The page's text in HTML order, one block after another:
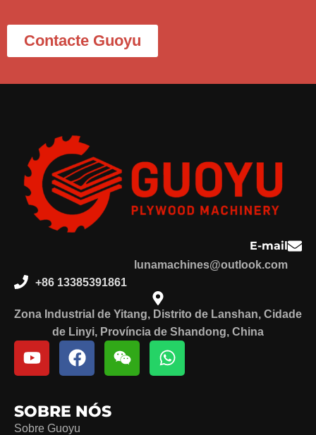
Contacte Guoyu
E-mail
lunamachines@outlook.com
+86 13385391861
Zona Industrial de Yitang, Distrito de Lanshan, Cidade
de Linyi, Província de Shandong, China
SOBRE NÓS
Sobre Guoyu